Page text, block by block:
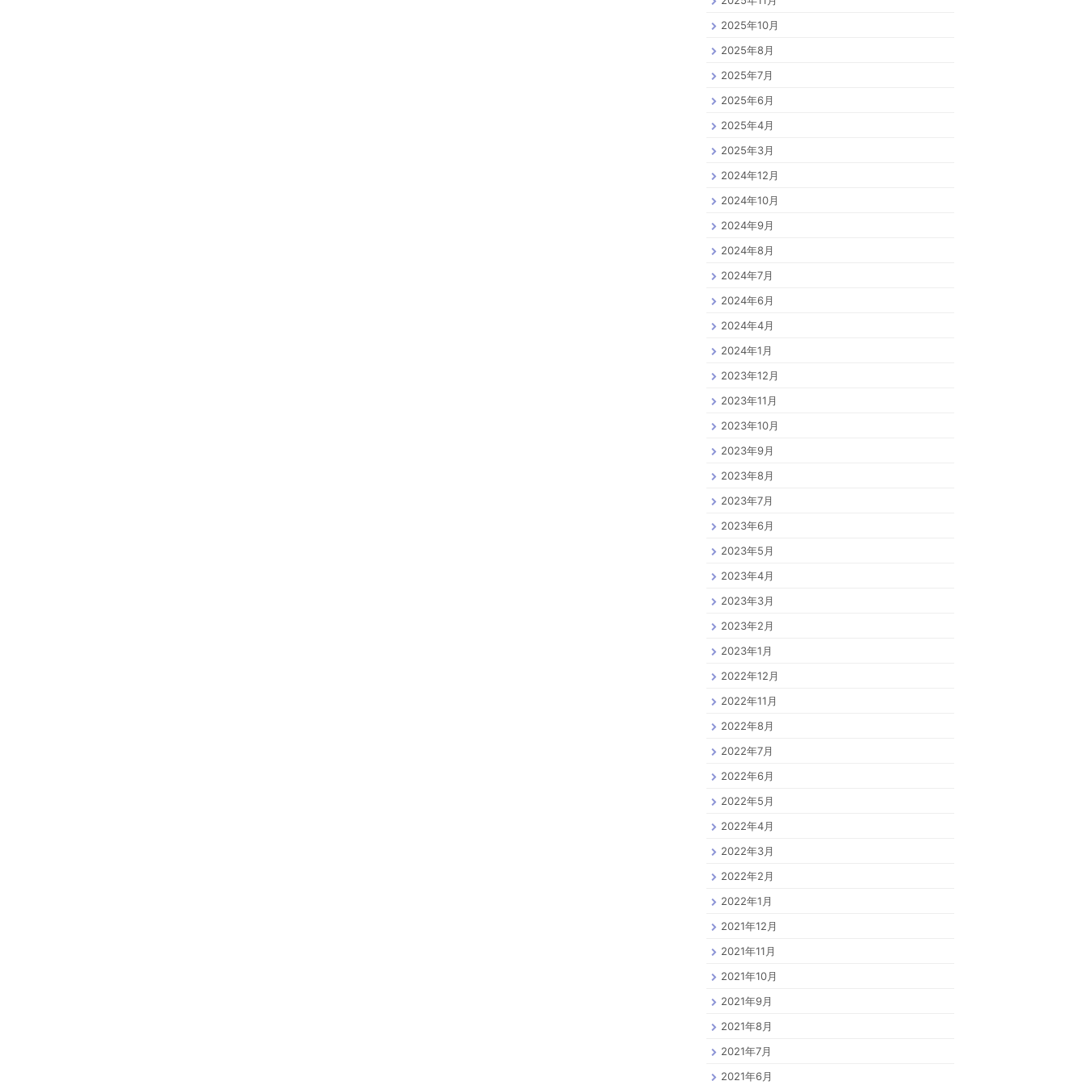
2025年10月
2025年8月
2025年7月
2025年6月
2025年4月
2025年3月
2024年12月
2024年10月
2024年9月
2024年8月
2024年7月
2024年6月
2024年4月
2024年1月
2023年12月
2023年11月
2023年10月
2023年9月
2023年8月
2023年7月
2023年6月
2023年5月
2023年4月
2023年3月
2023年2月
2023年1月
2022年12月
2022年11月
2022年8月
2022年7月
2022年6月
2022年5月
2022年4月
2022年3月
2022年2月
2022年1月
2021年12月
2021年11月
2021年10月
2021年9月
2021年8月
2021年7月
2021年6月